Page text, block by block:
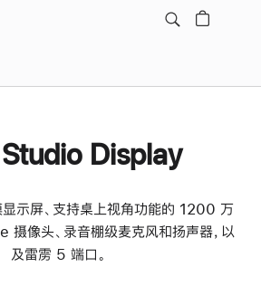
Display
示屏、支持桌上视角功能的 1200 万
像头、录音棚级麦克风和扬声器，以
及雷雳 5 端口。